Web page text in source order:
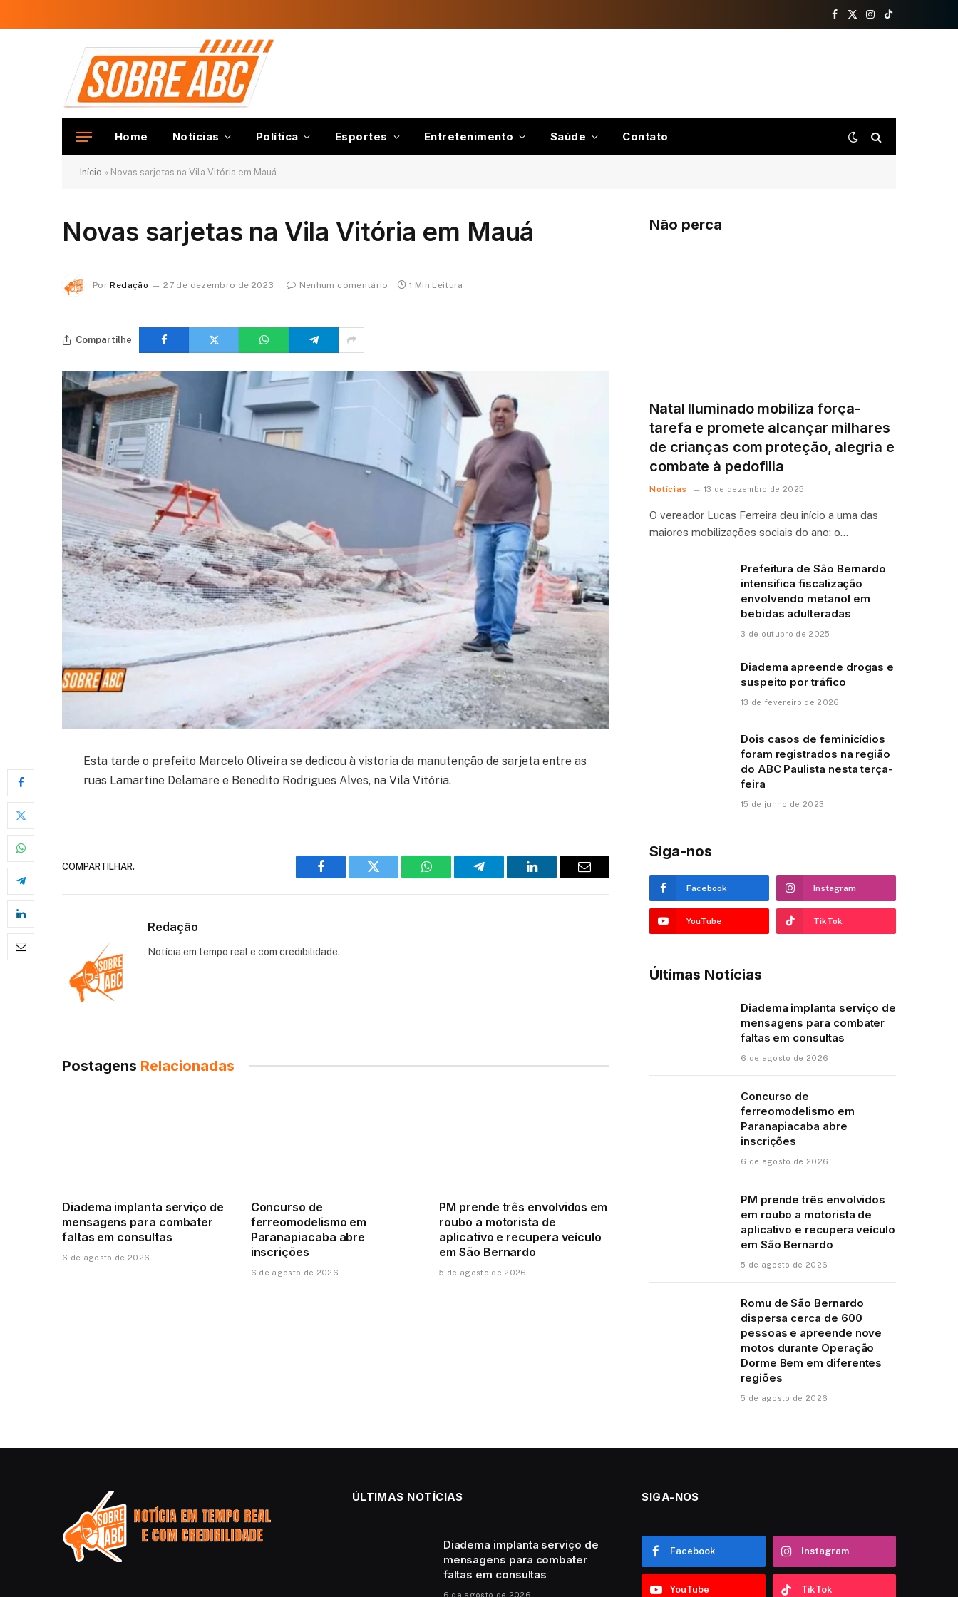
Facebook
X
Instagram
TikTok
Home Notícias Política Esportes Entretenimento Saúde Contato
Início » Novas sarjetas na Vila Vitória em Mauá
Novas sarjetas na Vila Vitória em Mauá
Por Redação 27 de dezembro de 2023 Nenhum comentário 1 Min Leitura
Compartilhe
Esta tarde o prefeito Marcelo Oliveira se dedicou à vistoria da manutenção de sarjeta entre as
ruas Lamartine Delamare e Benedito Rodrigues Alves, na Vila Vitória.
COMPARTILHAR.
Facebook Twitter WhatsAppTelegram LinkedIn Email
Redação
Notícia em tempo real e com credibilidade.
Postagens Relacionadas
Diadema implanta serviço de
mensagens para combater
faltas em consultas
6 de agosto de 2026
Concurso de
ferreomodelismo em
Paranapiacaba abre
inscrições
6 de agosto de 2026
PM prende três envolvidos em
roubo a motorista de
aplicativo e recupera veículo
em São Bernardo
5 de agosto de 2026
Não perca
Natal Iluminado mobiliza força-
tarefa e promete alcançar milhares
de crianças com proteção, alegria e
combate à pedofilia
Notícias 13 de dezembro de 2025
O vereador Lucas Ferreira deu início a uma das
maiores mobilizações sociais do ano: o…
Prefeitura de São Bernardo
intensifica fiscalização
envolvendo metanol em
bebidas adulteradas
3 de outubro de 2025
Diadema apreende drogas e
suspeito por tráfico
13 de fevereiro de 2026
Dois casos de feminicídios
foram registrados na região
do ABC Paulista nesta terça-
feira
15 de junho de 2023
Siga-nos
Facebook Instagram
YouTube TikTok
Últimas Notícias
Diadema implanta serviço de
mensagens para combater
faltas em consultas
6 de agosto de 2026
Concurso de
ferreomodelismo em
Paranapiacaba abre
inscrições
6 de agosto de 2026
PM prende três envolvidos
em roubo a motorista de
aplicativo e recupera veículo
em São Bernardo
5 de agosto de 2026
Romu de São Bernardo
dispersa cerca de 600
pessoas e apreende nove
motos durante Operação
Dorme Bem em diferentes
regiões
5 de agosto de 2026
ÚLTIMAS NOTÍCIAS
Diadema implanta serviço de
mensagens para combater
faltas em consultas
6 de agosto de 2026
SIGA-NOS
Facebook Instagram
YouTube TikTok